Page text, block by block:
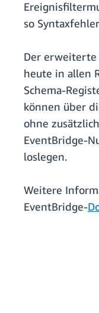
so
Der erweiterte
heute in allen
Schema-
können über
ohne
EventBridge-
loslegen.
Weitere
EventBridge-